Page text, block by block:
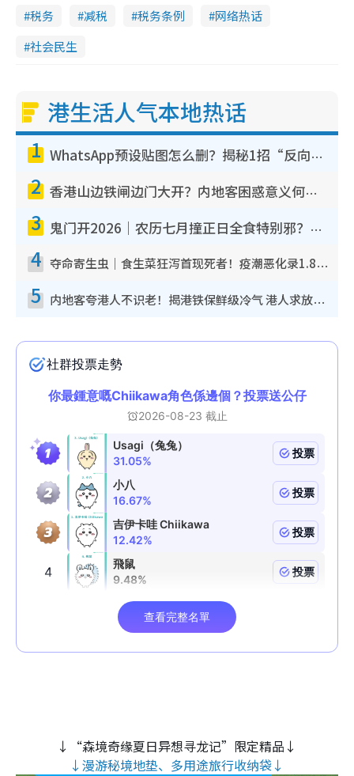
税务 减税 税务条例
网络热话
社会民生
港生活人气本地热话
1 WhatsApp预设贴图怎么删？揭秘1招“反向操作”还原简洁界面 附3步实测教程
2 香港山边铁闸边门大开？内地客困惑意义何在！网友神回复：这种叫法理性防御
3 鬼门开2026｜农历七月撞正日全食特别邪？专家警告切忌做一事！揭4大禁忌+2招保平安
4 夺命寄生虫｜食生菜狂泻首现死者！疫潮恶化录1.8万宗病例 揭洗菜3大谬误
5 内地客夸港人不识老！揭港铁保鲜级冷气 港人求放过：别投诉
↓“森境奇缘夏日异想寻龙记”限定精品↓
↓漫游秘境地垫、多用途旅行收纳袋↓